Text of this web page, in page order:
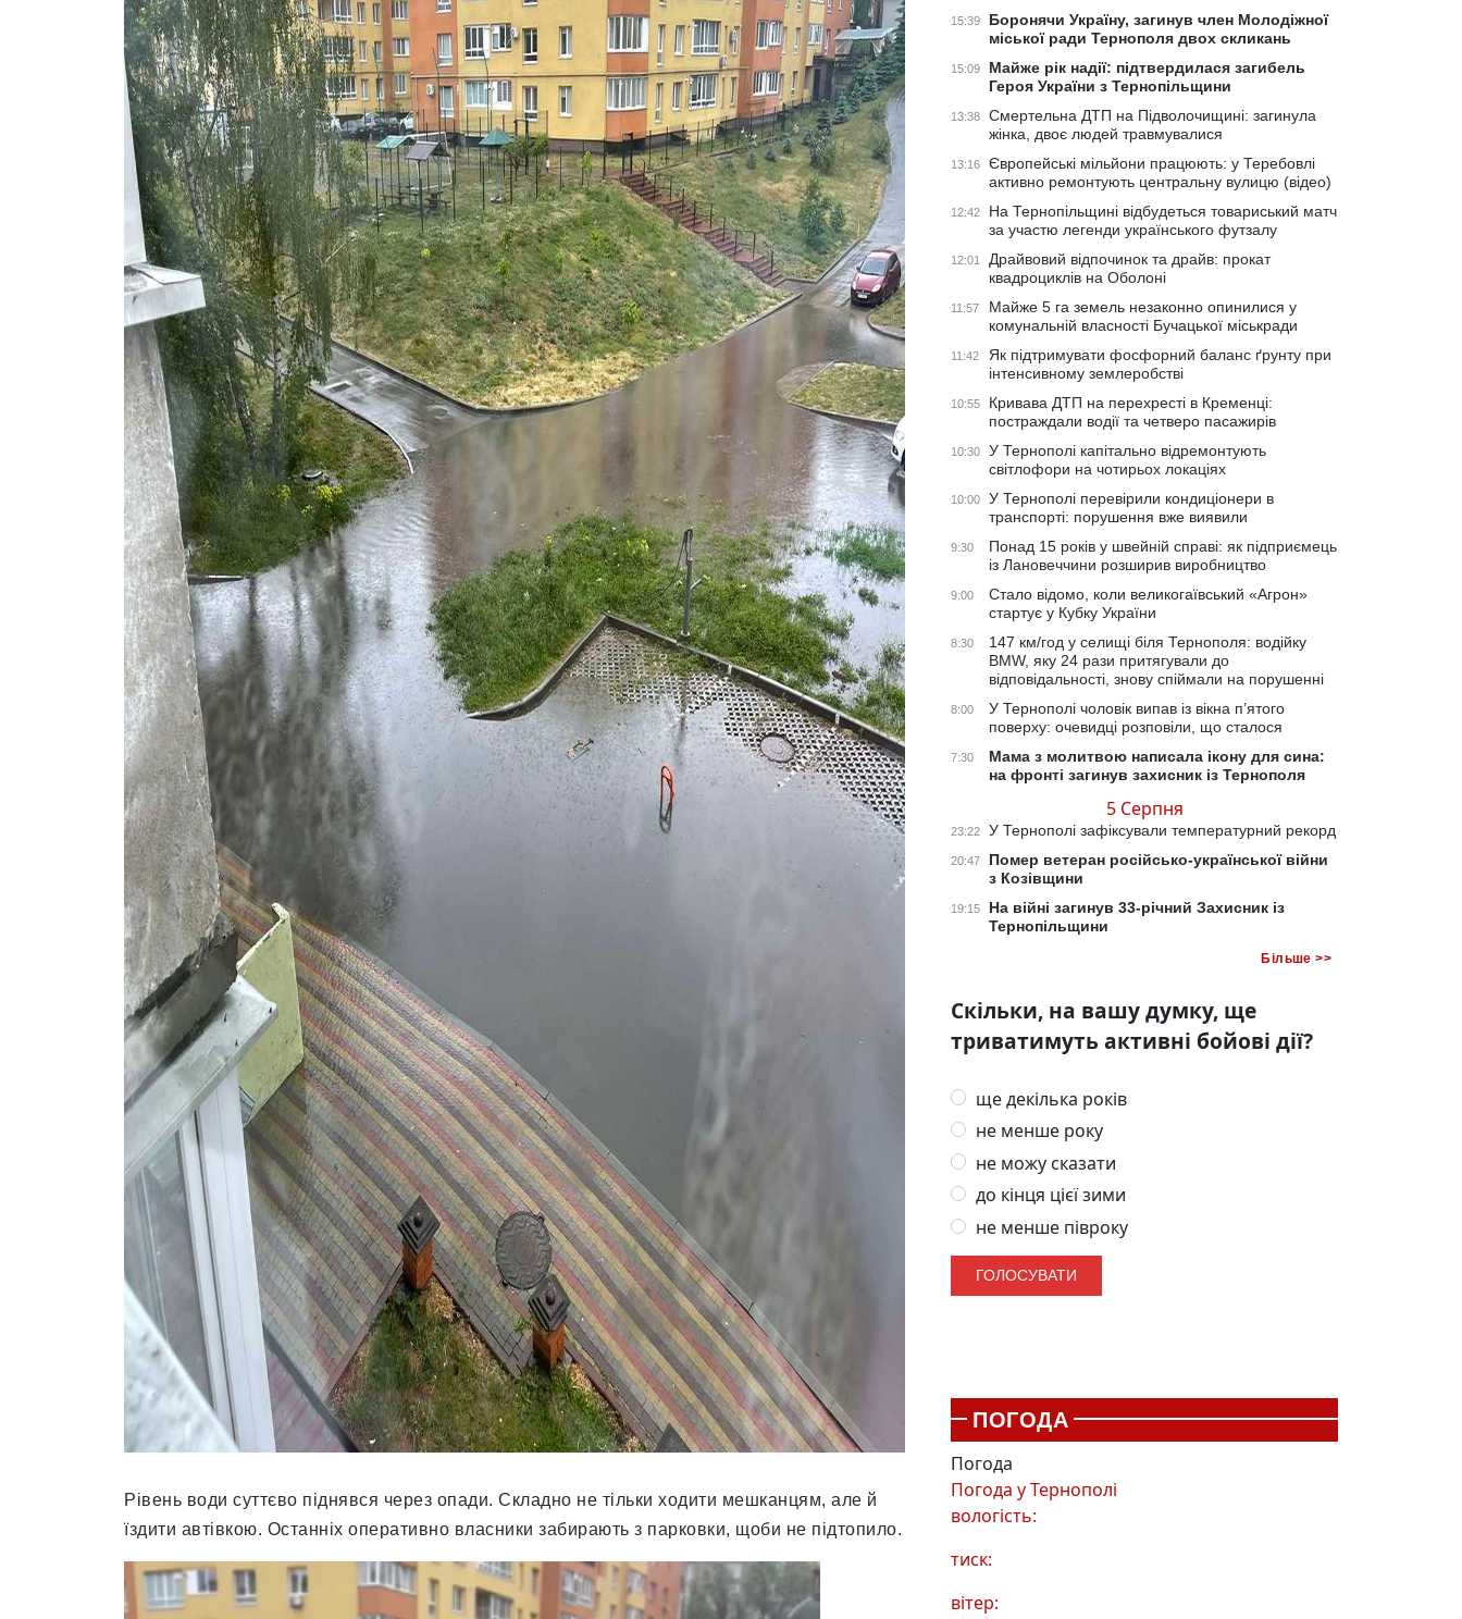
Рівень води суттєво піднявся через опади. Складно не тільки ходити мешканцям, але й
їздити автівкою. Останніх оперативно власники забирають з парковки, щоби не підтопило.
Відеопрогравач
15:39
Боронячи Україну, загинув член Молодіжної
міської ради Тернополя двох скликань
15:09
Майже рік надії: підтвердилася загибель
Героя України з Тернопільщини
13:38
Смертельна ДТП на Підволочищині: загинула
жінка, двоє людей травмувалися
13:16
Європейські мільйони працюють: у Теребовлі
активно ремонтують центральну вулицю (відео)
12:42
На Тернопільщині відбудеться товариський матч
за участю легенди українського футзалу
12:01
Драйвовий відпочинок та драйв: прокат
квадроциклів на Оболоні
11:57
Майже 5 га земель незаконно опинилися у
комунальній власності Бучацької міськради
11:42
Як підтримувати фосфорний баланс ґрунту при
інтенсивному землеробстві
10:55
Кривава ДТП на перехресті в Кременці:
постраждали водії та четверо пасажирів
10:30
У Тернополі капітально відремонтують
світлофори на чотирьох локаціях
10:00
У Тернополі перевірили кондиціонери в
транспорті: порушення вже виявили
9:30
Понад 15 років у швейній справі: як підприємець
із Лановеччини розширив виробництво
9:00
Стало відомо, коли великогаївський «Агрон»
стартує у Кубку України
8:30
147 км/год у селищі біля Тернополя: водійку
BMW, яку 24 рази притягували до
відповідальності, знову спіймали на порушенні
8:00
У Тернополі чоловік випав із вікна п’ятого
поверху: очевидці розповіли, що сталося
7:30
Мама з молитвою написала ікону для сина:
на фронті загинув захисник із Тернополя
5 Серпня
23:22 У Тернополі зафіксували температурний рекорд
20:47
Помер ветеран російсько-української війни
з Козівщини
19:15
На війні загинув 33-річний Захисник із
Тернопільщини
Більше >>
Скільки, на вашу думку, ще
триватимуть активні бойові дії?
ще декілька років
не менше року
не можу сказати
до кінця цієї зими
не менше півроку
ПОГОДА
Погода
Погода уТернополі
вологість:
тиск:
вітер: